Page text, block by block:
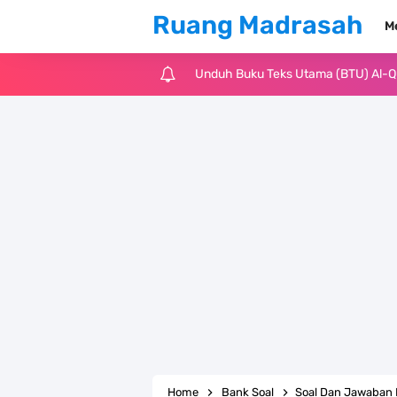
Ruang Madrasah
Unduh Buku Teks Utama (BTU) Al-
Home Bank Soal Soal Dan Jawaban